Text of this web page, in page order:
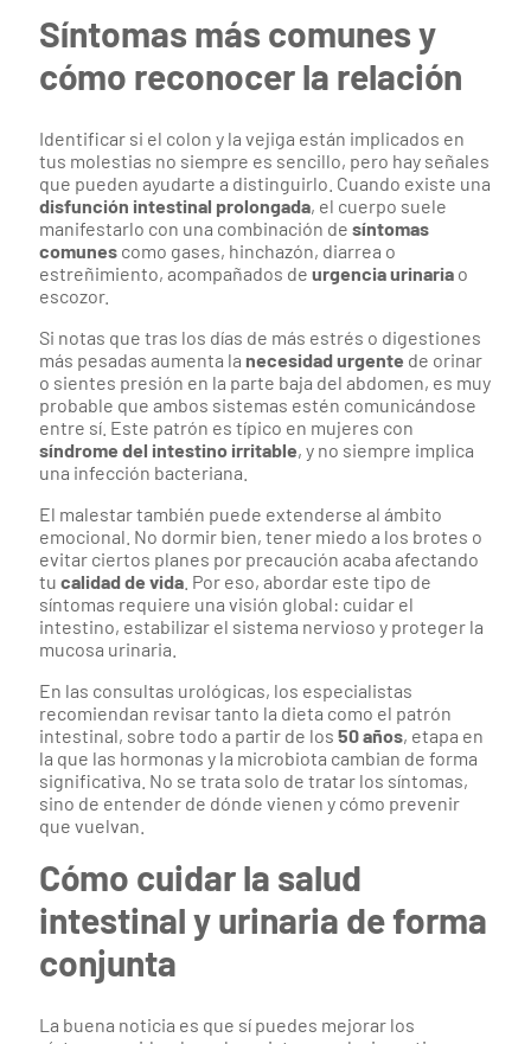
Síntomas más comunes y
cómo reconocer la relación
Identificar si el colon y la vejiga están implicados en
tus molestias no siempre es sencillo, pero hay señales
que pueden ayudarte a distinguirlo. Cuando existe una
disfunción intestinal prolongada, el cuerpo suele
manifestarlo con una combinación de síntomas
comunes como gases, hinchazón, diarrea o
estreñimiento, acompañados de urgencia urinaria o
escozor.
Si notas que tras los días de más estrés o digestiones
más pesadas aumenta la necesidad urgente de orinar
o sientes presión en la parte baja del abdomen, es muy
probable que ambos sistemas estén comunicándose
entre sí. Este patrón es típico en mujeres con
síndrome del intestino irritable, y no siempre implica
una infección bacteriana.
El malestar también puede extenderse al ámbito
emocional. No dormir bien, tener miedo a los brotes o
evitar ciertos planes por precaución acaba afectando
tu calidad de vida . Por eso, abordar este tipo de
síntomas requiere una visión global: cuidar el
intestino, estabilizar el sistema nervioso y proteger la
mucosa urinaria.
En las consultas urológicas, los especialistas
recomiendan revisar tanto la dieta como el patrón
intestinal, sobre todo a partir de los 50 años, etapa en
la que las hormonas y la microbiota cambian de forma
significativa. No se trata solo de tratar los síntomas,
sino de entender de dónde vienen y cómo prevenir
que vuelvan.
Cómo cuidar la salud
intestinal y urinaria de forma
conjunta
La buena noticia es que sí puedes mejorar los